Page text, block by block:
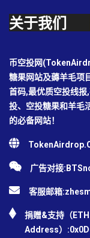
关于我们
币空投网
糖果网站及薅羊毛项
首码,最优质空投线
投、空投糖果和羊毛
的必备网站！
广告对接
客服邮箱:
捐赠&支持（ETH
Address）